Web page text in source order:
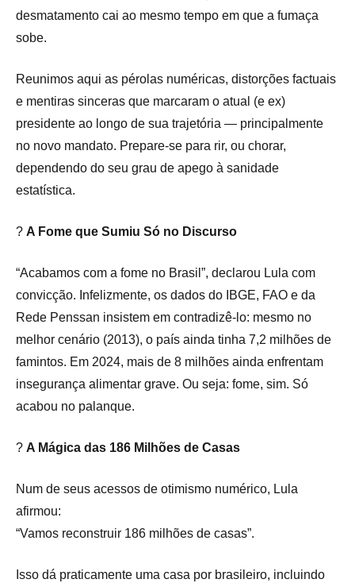
desmatamento cai ao mesmo tempo em que a fumaça
sobe.
Reunimos aqui as pérolas numéricas, distorções factuais
e mentiras sinceras que marcaram o atual (e ex)
presidente ao longo de sua trajetória — principalmente
no novo mandato. Prepare-se para rir, ou chorar,
dependendo do seu grau de apego à sanidade
estatística.
?️ A Fome que Sumiu Só no Discurso
“Acabamos com a fome no Brasil”, declarou Lula com
convicção. Infelizmente, os dados do IBGE, FAO e da
Rede Penssan insistem em contradizê-lo: mesmo no
melhor cenário (2013), o país ainda tinha 7,2 milhões de
famintos. Em 2024, mais de 8 milhões ainda enfrentam
insegurança alimentar grave. Ou seja: fome, sim. Só
acabou no palanque.
?️ A Mágica das 186 Milhões de Casas
Num de seus acessos de otimismo numérico, Lula
afirmou:
“Vamos reconstruir 186 milhões de casas”.
Isso dá praticamente uma casa por brasileiro, incluindo